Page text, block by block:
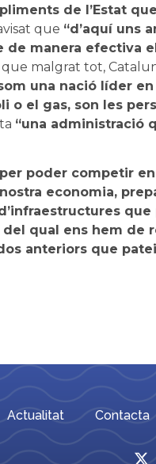
de l’Estat
que “d’aquí uns
manera efectiva
que malgrat tot,
una nació líder
o el gas, son les
“una administració
poder competir
economia,
que
qual ens hem de
anteriors que
Actualitat Contacta